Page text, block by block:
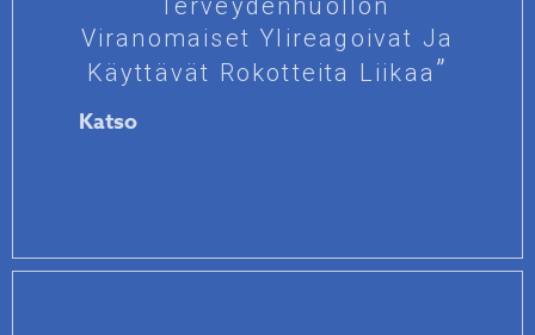
Viranomaiset Ylireagoivat Ja
Käyttävät Rokotteita Liikaa
Katso